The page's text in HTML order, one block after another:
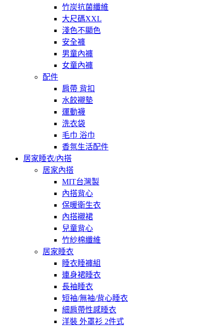
竹炭抗菌纖維
大尺碼XXL
淺色不顯色
安全褲
男童內褲
女童內褲
配件
肩帶 背扣
水餃襯墊
運動襪
洗衣袋
毛巾 浴巾
香氛生活配件
居家睡衣/內搭
居家內搭
MIT台灣製
內搭背心
保暖衛生衣
內搭襯裙
兒童背心
竹紗棉纖維
居家睡衣
睡衣睡褲組
連身裙睡衣
長袖睡衣
短袖/無袖/背心睡衣
細肩帶性感睡衣
洋裝 外罩衫 2件式